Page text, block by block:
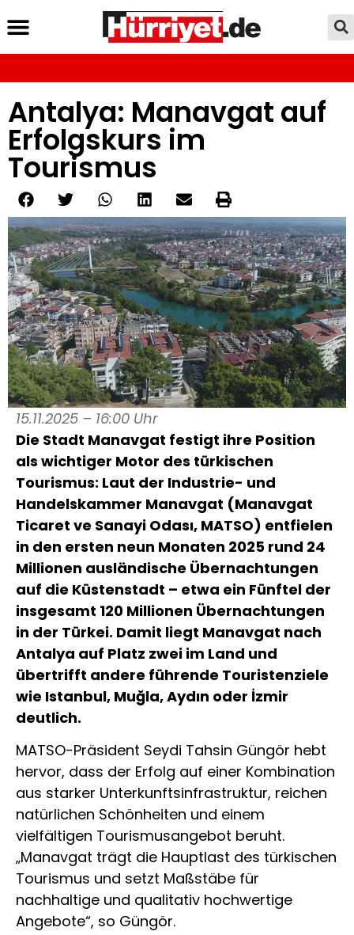
Antalya: Manavgat auf
Erfolgskurs im
Tourismus
15.11.2025 – 16:00 Uhr
Die Stadt Manavgat festigt ihre Position
als wichtiger Motor des türkischen
Tourismus: Laut der Industrie- und
Handelskammer Manavgat (Manavgat
Ticaret ve Sanayi Odası, MATSO) entfielen
in den ersten neun Monaten 2025 rund 24
Millionen ausländische Übernachtungen
auf die Küstenstadt – etwa ein Fünftel der
insgesamt 120 Millionen Übernachtungen
in der Türkei. Damit liegt Manavgat nach
Antalya auf Platz zwei im Land und
übertrifft andere führende Touristenziele
wie Istanbul, Muğla, Aydın oder İzmir
deutlich.
MATSO-Präsident Seydi Tahsin Güngör hebt
hervor, dass der Erfolg auf einer Kombination
aus starker Unterkunftsinfrastruktur, reichen
natürlichen Schönheiten und einem
vielfältigen Tourismusangebot beruht.
„Manavgat trägt die Hauptlast des türkischen
Tourismus und setzt Maßstäbe für
nachhaltige und qualitativ hochwertige
Angebote“, so Güngör.